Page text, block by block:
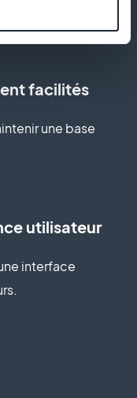
facilités
une base
utilisateur
interface